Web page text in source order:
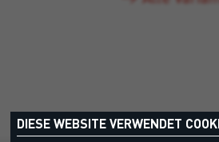
DIESE WEBSITE VERWENDET